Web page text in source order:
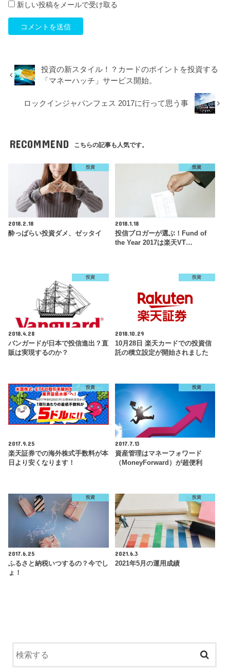
新しい投稿をメールで受け取る
投資の新スタイル！？カードのポイントを投資する
「マネーハッチ」サービス開始。
ロックインジャパンフェス 2017に行って思う事
RECOMMEND こちらの記事も人気です。
投資
2018.2.18
酔っぱらい投資ダメ、ゼッタイ
投資
2018.1.18
投信ブロガーが選ぶ！Fund of
the Year 2017は楽天VT…
投資
2018.4.28
バンガードが日本で投信進出？直
販は実現するのか？
投資
2018.10.29
10月28日 楽天カードでの投資信
託の積立設定が開始されました
投資
2017.9.25
楽天証券での海外株式手数料が本
日より安くなります！
投資
2017.7.13
資産管理はマネーフォワード
（MoneyForward）が超便利
投資
2017.6.25
ふるさと納税いつするの？今でし
ょ！
投資
2021.6.3
2021年5月の運用成績